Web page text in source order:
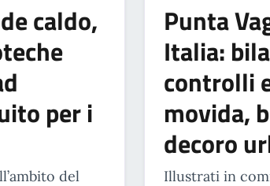
caldo,
per i
del
Punta
Italia:
controlli
movida,
decoro
Illustrati in